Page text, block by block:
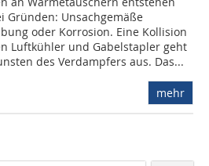
Gründen: Unsachgemäße
oder Korrosion. Eine Kollision
Luftkühler und Gabelstapler geht
des Verdampfers aus. Das...
mehr